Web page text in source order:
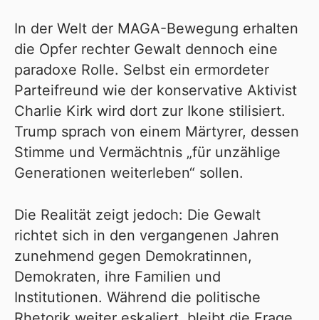
In der Welt der MAGA-Bewegung erhalten
die Opfer rechter Gewalt dennoch eine
paradoxe Rolle. Selbst ein ermordeter
Parteifreund wie der konservative Aktivist
Charlie Kirk wird dort zur Ikone stilisiert.
Trump sprach von einem Märtyrer, dessen
Stimme und Vermächtnis „für unzählige
Generationen weiterleben“ sollen.
Die Realität zeigt jedoch: Die Gewalt
richtet sich in den vergangenen Jahren
zunehmend gegen Demokratinnen,
Demokraten, ihre Familien und
Institutionen. Während die politische